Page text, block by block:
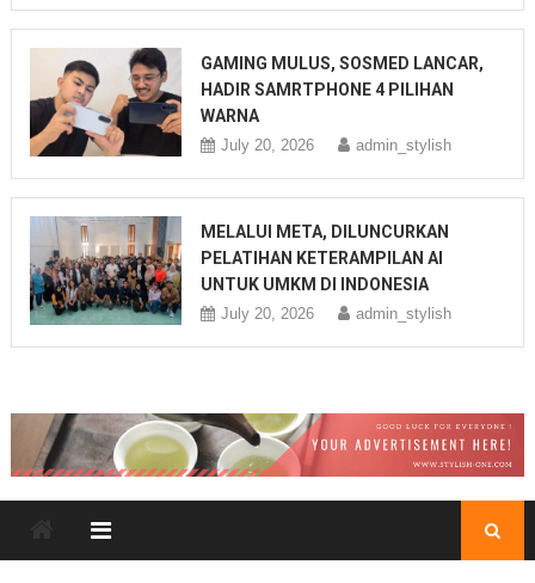
GAMING MULUS, SOSMED LANCAR,
HADIR SAMRTPHONE 4 PILIHAN
WARNA
July 20, 2026 admin_stylish
MELALUI META, DILUNCURKAN
PELATIHAN KETERAMPILAN AI
UNTUK UMKM DI INDONESIA
July 20, 2026 admin_stylish